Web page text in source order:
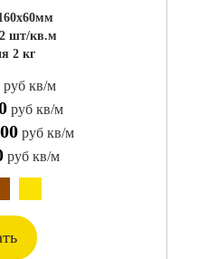
шт/кв.м
2 кг
руб кв/м
руб кв/м
руб кв/м
руб кв/м